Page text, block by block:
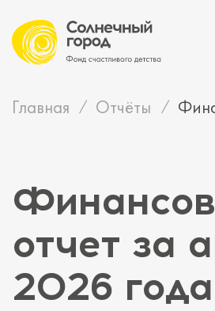
Главная Отчёты
отчет за
2026 года